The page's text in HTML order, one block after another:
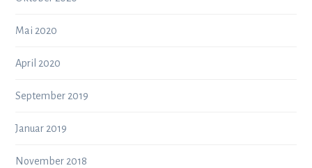
Mai 2020
April 2020
September 2019
Januar 2019
November 2018